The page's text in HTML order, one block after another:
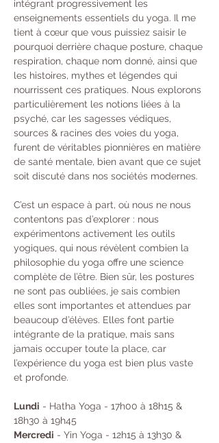
intégrant progressivement les
enseignements essentiels du yoga. Il me
tient à cœur que vous puissiez saisir le
pourquoi derrière chaque posture, chaque
respiration, chaque nom donné, ainsi que
les histoires, mythes et légendes qui
nourrissent ces pratiques. Nous explorons
particulièrement les notions liées à la
psyché, car les sagesses védiques,
sources & racines des voies du yoga,
furent de véritables pionnières en matière
de santé mentale, bien avant que ce sujet
soit discuté dans nos sociétés modernes.
C’est un espace à part, où nous ne nous
contentons pas d’explorer : nous
expérimentons activement les outils
yogiques, qui nous révèlent combien la
philosophie du yoga offre une science
complète de l’être. Bien sûr, les postures
ne sont pas oubliées, je sais combien
elles sont importantes et attendues par
beaucoup d’élèves. Elles font partie
intégrante de la pratique, mais sans
jamais occuper toute la place, car
l’expérience du yoga est bien plus vaste
et profonde.
Lundi - Hatha Yoga - 17h00 à 18h15 &
18h30 à 19h45
Mercredi - Yin Yoga - 12h15 à 13h30 &